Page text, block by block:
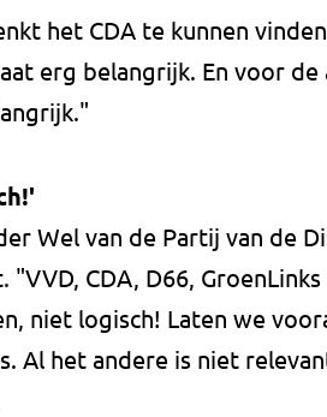
het CDA te kunnen
erg belangrijk. En voor
Wel van de Partij van de
"VVD, CDA, D66,
niet logisch! Laten we
Al het andere is niet